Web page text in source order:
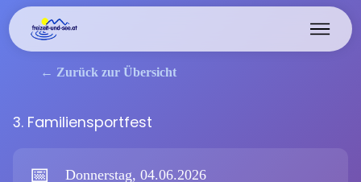
← Zurück zur Übersicht
3. Familiensportfest
📅 Donnerstag, 04.06.2026